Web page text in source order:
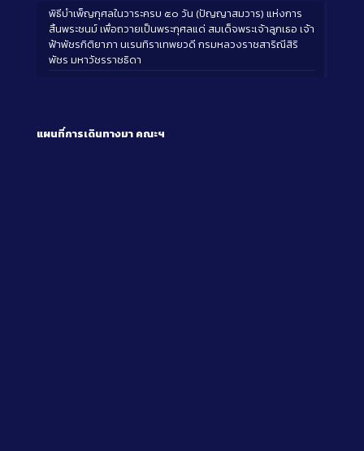
พิธีบำเพ็ญกุศลในวาระครบ ๕๐ วัน (ปัญญาสมวาร) แห่งการ
สิ้นพระชนม์ เพื่อถวายเป็นพระกุศลแด่ สมเด็จพระเจ้าลูกเธอ เจ้า
ฟ้าพัชรกิติยาภา นเรนทิราเทพยวดี กรมหลวงราชสาริณีสิริ
พัชร มหาวัชรราชธิดา
แผนที่การเดินทางมา คณะฯ